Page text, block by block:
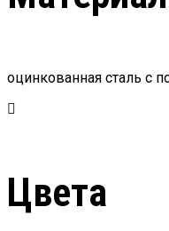
оцинкованная сталь с
Цвета